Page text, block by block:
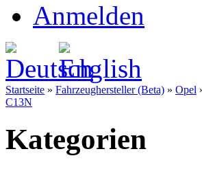
Anmelden
Startseite » Fahrzeughersteller (Beta) » Opel
C13N
Kategorien